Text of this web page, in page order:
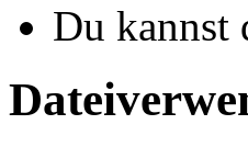
Du kannst